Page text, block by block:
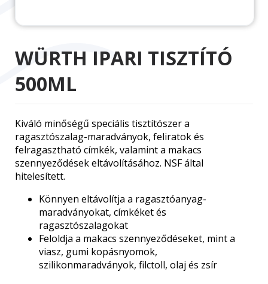
WÜRTH IPARI TISZTÍTÓ
500ML
Kiváló minőségű speciális tisztítószer a
ragasztószalag-maradványok, feliratok és
felragasztható címkék, valamint a makacs
szennyeződések eltávolításához. NSF által
hitelesített.
Könnyen eltávolítja a ragasztóanyag-
maradványokat, címkéket és
ragasztószalagokat
Feloldja a makacs szennyeződéseket, mint a
viasz, gumi kopásnyomok,
szilikonmaradványok, filctoll, olaj és zsír